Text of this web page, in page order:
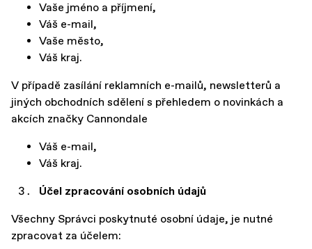
Vaše jméno a příjmení,
Váš e-mail,
Vaše město,
Váš kraj.
V případě zasílání reklamních e-mailů, newsletterů a
jiných obchodních sdělení s přehledem o novinkách a
akcích značky Cannondale
Váš e-mail,
Váš kraj.
Účel zpracování osobních údajů
Všechny Správci poskytnuté osobní údaje, je nutné
zpracovat za účelem: